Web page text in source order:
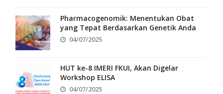
Pharmacogenomik: Menentukan Obat
yang Tepat Berdasarkan Genetik Anda
04/07/2025
HUT ke-8 IMERI FKUI, Akan Digelar
Workshop ELISA
04/07/2025